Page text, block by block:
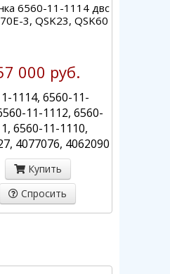
6560-11-1114 двс
3, QSK23, QSK60
000 руб.
1114, 6560-11-
11-1112, 6560-
6560-11-1110,
4077076, 4062090
Купить
Спросить